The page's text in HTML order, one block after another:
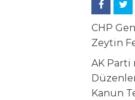
CHP
Zeytin
AK Parti
Kanun